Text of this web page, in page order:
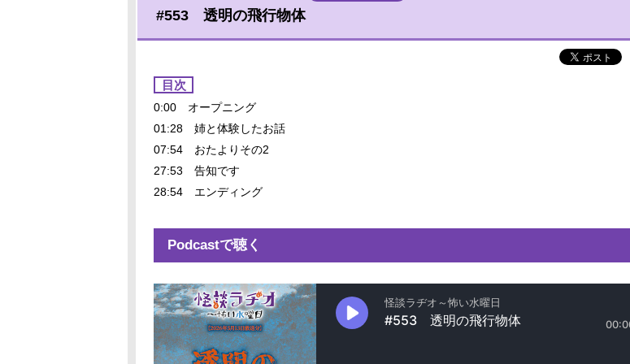
#553 透明の飛行物体
目次
0:00 オープニング
01:28 姉と体験したお話
07:54 おたよりその2
27:53 告知です
28:54 エンディング
Podcastで聴く